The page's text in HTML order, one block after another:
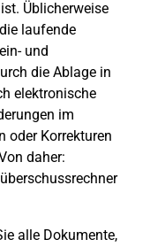
Üblicherweise
laufende
und
die Ablage in
elektronische
im
oder Korrekturen
daher:
alle Dokumente,